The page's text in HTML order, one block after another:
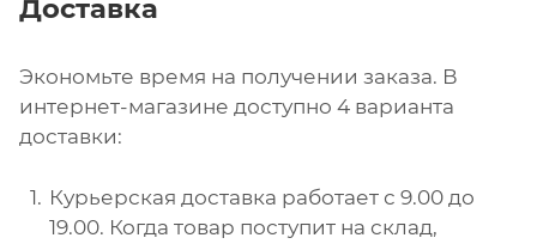
Доставка
Экономьте время на получении заказа. В
интернет-магазине доступно 4 варианта
доставки:
Курьерская доставка работает с 9.00 до
19.00. Когда товар поступит на склад,